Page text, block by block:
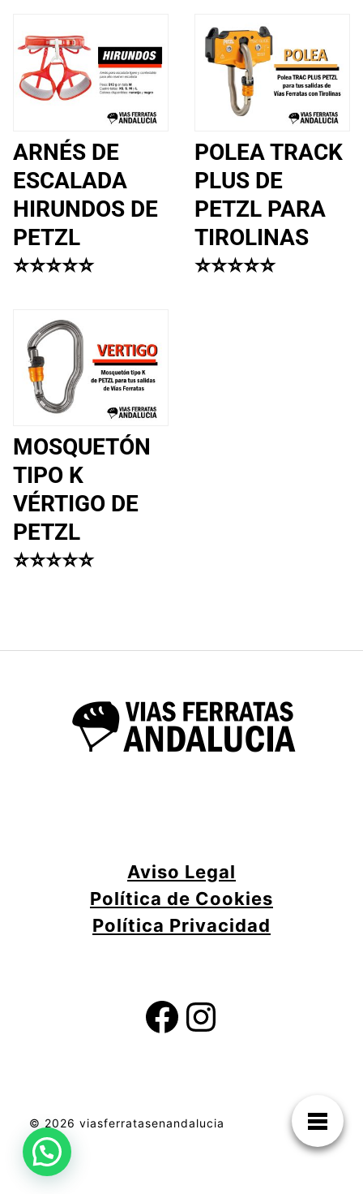
ARNÉS DE
ESCALADA
HIRUNDOS DE
PETZL
⭐⭐⭐⭐⭐
POLEA TRACK
PLUS DE
PETZL PARA
TIROLINAS
⭐⭐⭐⭐⭐
MOSQUETÓN
TIPO K
VÉRTIGO DE
PETZL
⭐⭐⭐⭐⭐
Aviso Legal
Política de Cookies
Política Privacidad
© 2026 viasferratasenandalucia